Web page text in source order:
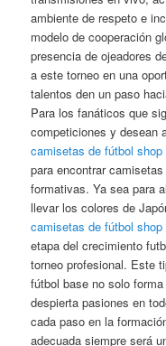
ambiente de respeto e
modelo de cooperación
presencia de ojeadores
a este torneo en una
talentos den un paso
Para los fanáticos que
competiciones y desean
camisetas de fútbol shop
para encontrar
formativas. Ya sea para
llevar los colores de
camisetas de fútbol shop
etapa del crecimiento
torneo profesional. Este
fútbol base no solo
despierta pasiones en
cada paso en la
adecuada siempre será